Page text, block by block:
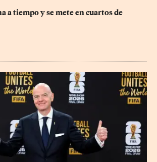
a tiempo y se mete en cuartos de